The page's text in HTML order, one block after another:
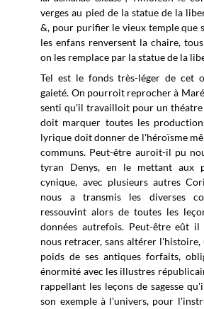
verges au pied de la statue de la
&, pour purifier le vieux temple que
les enfans renversent la chaire,
on les remplace par la statue de la
Tel est le fonds très-léger de cet
gaieté. On pourroit reprocher à
senti qu'il travailloit pour un
doit marquer toutes les
lyrique doit donner de l'héroïsme
communs. Peut-être auroit-il pu
tyran Denys, en le mettant aux
cynique, avec plusieurs autres
nous a transmis les diverses
ressouvint alors de toutes les
données autrefois. Peut-être eût
nous retracer, sans altérer
poids de ses antiques forfaits,
énormité avec les illustres
rappellant les leçons de sagesse
son exemple à l'univers, pour